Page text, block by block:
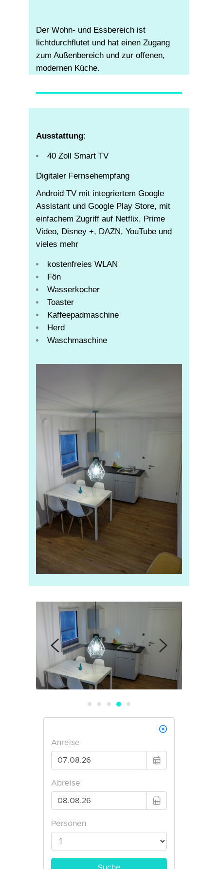
Der Wohn- und Essbereich ist
lichtdurchflutet und hat einen Zugang
zum Außenbereich und zur offenen,
modernen Küche.
Ausstattung:
40 Zoll Smart TV
Digitaler Fernsehempfang
Android TV mit integriertem Google
Assistant und Google Play Store, mit
einfachem Zugriff auf Netflix, Prime
Video, Disney +, DAZN, YouTube und
vieles mehr
kostenfreies WLAN
Fön
Wasserkocher
Toaster
Kaffeepadmaschine
Herd
Waschmaschine